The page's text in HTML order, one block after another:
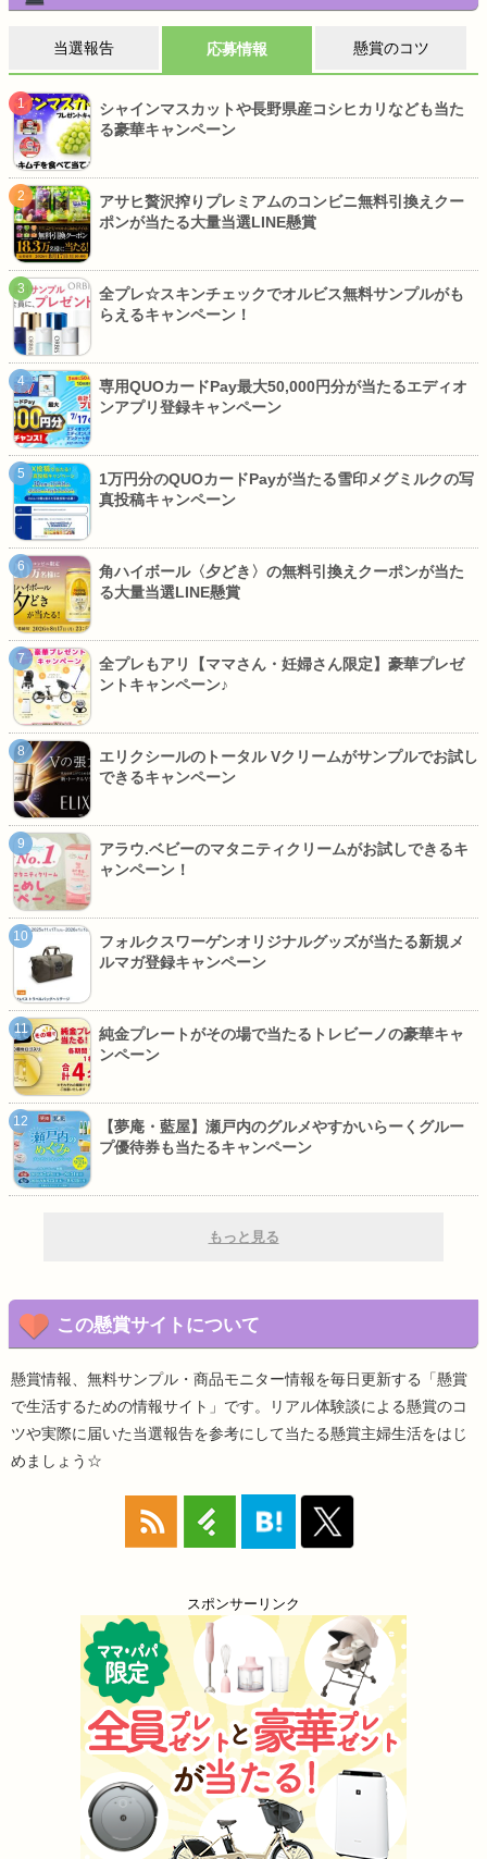
当選報告 応募情報 懸賞のコツ
シャインマスカットや長野県産コシヒカリなども当た
る豪華キャンペーン
アサヒ贅沢搾りプレミアムのコンビニ無料引換えクー
ポンが当たる大量当選LINE懸賞
全プレ☆スキンチェックでオルビス無料サンプルがも
らえるキャンペーン！
専用QUOカードPay最大50,000円分が当たるエディオ
ンアプリ登録キャンペーン
1万円分のQUOカードPayが当たる雪印メグミルクの写
真投稿キャンペーン
角ハイボール〈夕どき〉の無料引換えクーポンが当た
る大量当選LINE懸賞
全プレもアリ【ママさん・妊婦さん限定】豪華プレゼ
ントキャンペーン♪
エリクシールのトータル Vクリームがサンプルでお試し
できるキャンペーン
アラウ.ベビーのマタニティクリームがお試しできるキ
ャンペーン！
フォルクスワーゲンオリジナルグッズが当たる新規メ
ルマガ登録キャンペーン
純金プレートがその場で当たるトレビーノの豪華キャ
ンペーン
【夢庵・藍屋】瀬戸内のグルメやすかいらーくグルー
プ優待券も当たるキャンペーン
もっと見る
この懸賞サイトについて
懸賞情報、無料サンプル・商品モニター情報を毎日更新する「懸賞
で生活するための情報サイト」です。リアル体験談による懸賞のコ
ツや実際に届いた当選報告を参考にして当たる懸賞主婦生活をはじ
めましょう☆
スポンサーリンク